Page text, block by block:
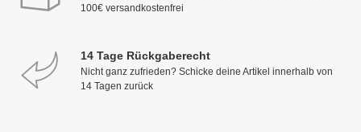
100€ versandkostenfrei
14 Tage Rückgaberecht
Nicht ganz zufrieden? Schicke deine Artikel innerhalb von
14 Tagen zurück